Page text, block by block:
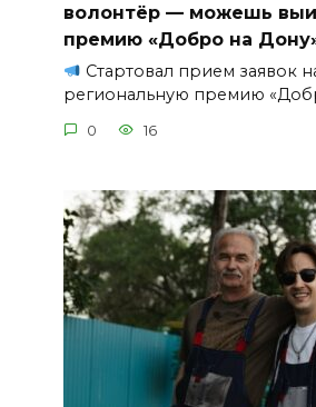
волонтёр — можешь
премию «Добро на
Стартовал прием заявок
региональную премию
0 16